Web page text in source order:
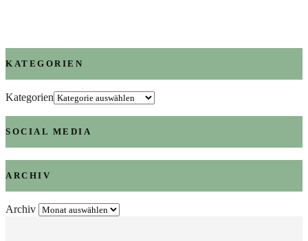
KATEGORIEN
Kategorien
SOCIAL MEDIA
ARCHIV
Archiv